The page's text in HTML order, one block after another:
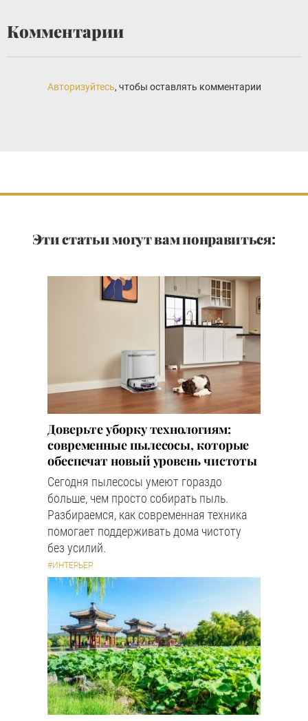
Комментарии
Авторизуйтесь, чтобы оставлять комментарии
Эти статьи могут вам понравиться:
Доверьте уборку технологиям:
современные пылесосы, которые
обеспечат новый уровень чистоты
Сегодня пылесосы умеют гораздо
больше, чем просто собирать пыль.
Разбираемся, как современная техника
помогает поддерживать дома чистоту
без усилий.
#ИНТЕРЬЕР